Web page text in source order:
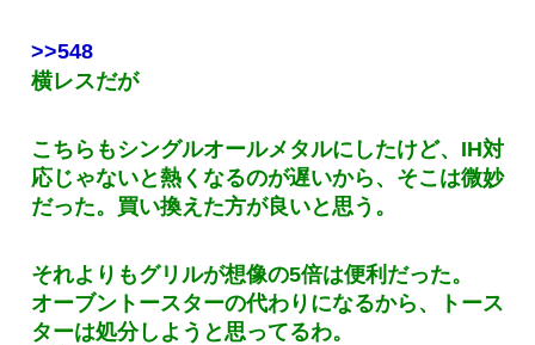
>>548
横レスだが
こちらもシングルオールメタルにしたけど、IH対
応じゃないと熱くなるのが遅いから、そこは微妙
だった。買い換えた方が良いと思う。
それよりもグリルが想像の5倍は便利だった。
オーブントースターの代わりになるから、トース
ターは処分しようと思ってるわ。